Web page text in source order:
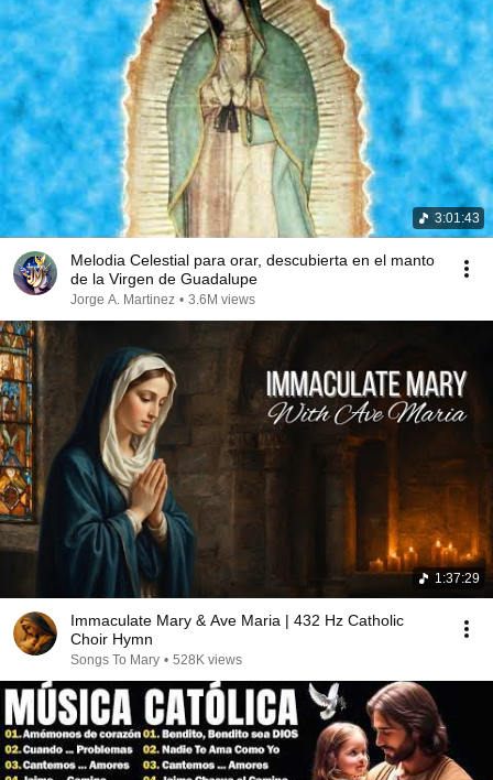
3:01:43
Melodia Celestial para orar, descubierta en el manto
de la Virgen de Guadalupe
Jorge A. Martinez • 3.6M views
1:37:29
Immaculate Mary & Ave Maria | 432 Hz Catholic
Choir Hymn
Songs To Mary • 528K views